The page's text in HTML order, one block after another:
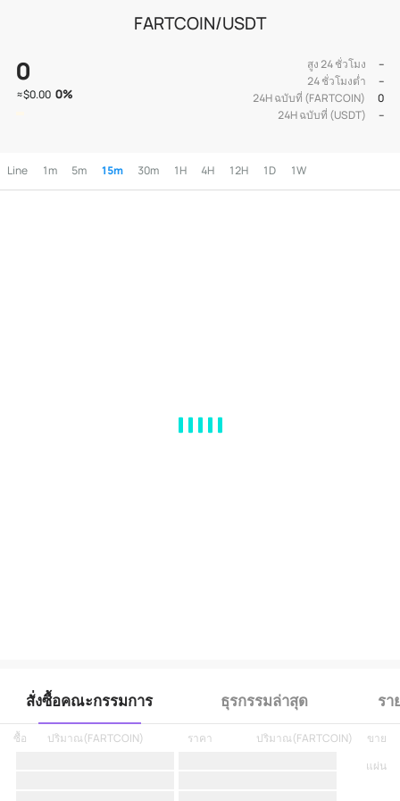
FARTCOIN/USDT
0
≈$0.00 0%
สูง 24 ชั่วโมง
--
24 ชั่วโมงต่ำ
--
24H ฉบับที่ (FARTCOIN)
0
24H ฉบับที่ (USDT)
--
Line 1m 5m 15m 30m 1H 4H 12H 1D 1W
สั่งซื้อคณะกรรมการ ธุรกรรมล่าสุด รา
ซื้อ ปริมาณ(FARTCOIN) ราคา
ขาย
แผ่น
ปริมาณ(FARTCOIN)